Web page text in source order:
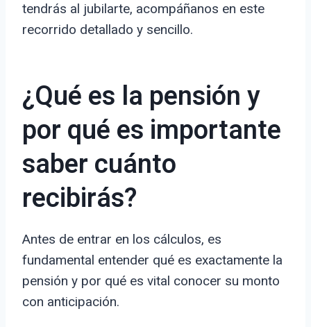
tendrás al jubilarte, acompáñanos en este
recorrido detallado y sencillo.
¿Qué es la pensión y
por qué es importante
saber cuánto
recibirás?
Antes de entrar en los cálculos, es
fundamental entender qué es exactamente la
pensión y por qué es vital conocer su monto
con anticipación.